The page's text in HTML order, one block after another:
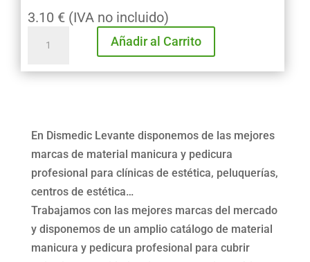
3.10 € (IVA no incluido)
Sudoración
Pedicura
Añadir al Carrito
En Dismedic Levante disponemos de las mejores
marcas de material manicura y pedicura
profesional para clínicas de estética, peluquerías,
centros de estética…
Trabajamos con las mejores marcas del mercado
y disponemos de un amplio catálogo de material
manicura y pedicura profesional para cubrir